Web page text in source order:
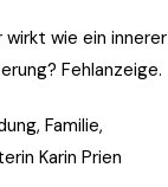
wirkt wie ein innerer
Fehlanzeige.
Familie,
Karin Prien